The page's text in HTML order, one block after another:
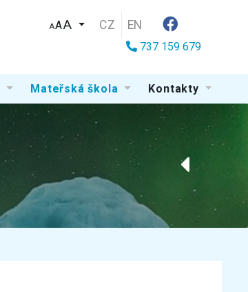
AA CZ EN
737 159 679
Mateřská škola Kontakty